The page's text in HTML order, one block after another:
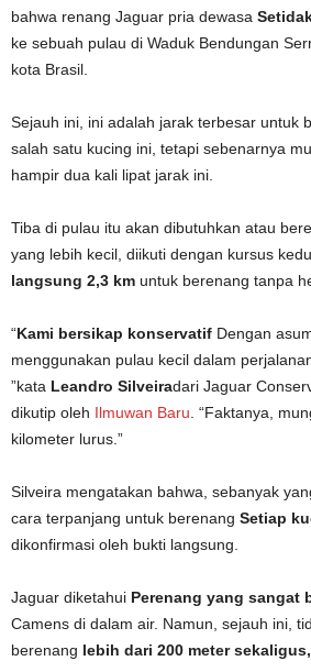
bahwa renang Jaguar pria dewasa
ke sebuah pulau di Waduk Bendungan
kota Brasil.
Sejauh ini, ini adalah jarak terbesar untuk
salah satu kucing ini, tetapi sebenarnya
hampir dua kali lipat jarak ini.
Tiba di pulau itu akan dibutuhkan atau
yang lebih kecil, diikuti dengan kursus
langsung 2,3 km untuk berenang tanpa
“Kami bersikap konservatif Dengan
menggunakan pulau kecil dalam
”kata Leandro Silveiradari Jaguar
dikutip oleh Ilmuwan Baru . “Faktanya,
kilometer lurus.”
Silveira mengatakan bahwa, sebanyak
cara terpanjang untuk berenang Setiap
dikonfirmasi oleh bukti langsung.
Jaguar diketahui Perenang yang sangat
Camens di dalam air. Namun, sejauh ini,
berenang lebih dari 200 meter sekaligus,